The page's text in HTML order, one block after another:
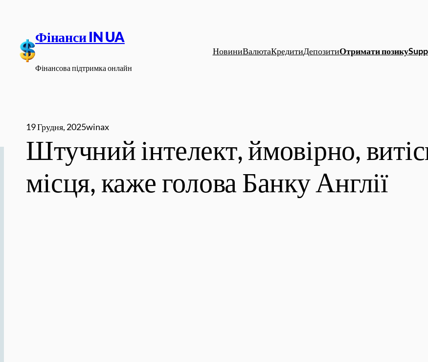
вмісту
Фінанси IN UA
Фінансова підтримка онлайн
НовиниВалютаКредитиДепозитиОтримати позику
19 Грудня, 2025winax
Штучний інтелект, ймовірно,
місця, каже голова Банку Англії